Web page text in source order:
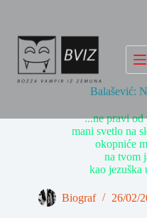
Balašević:
...ne pravi od
mani svetlo na
okopniće
na tvom
kao jezuška
Biograf 26/02/